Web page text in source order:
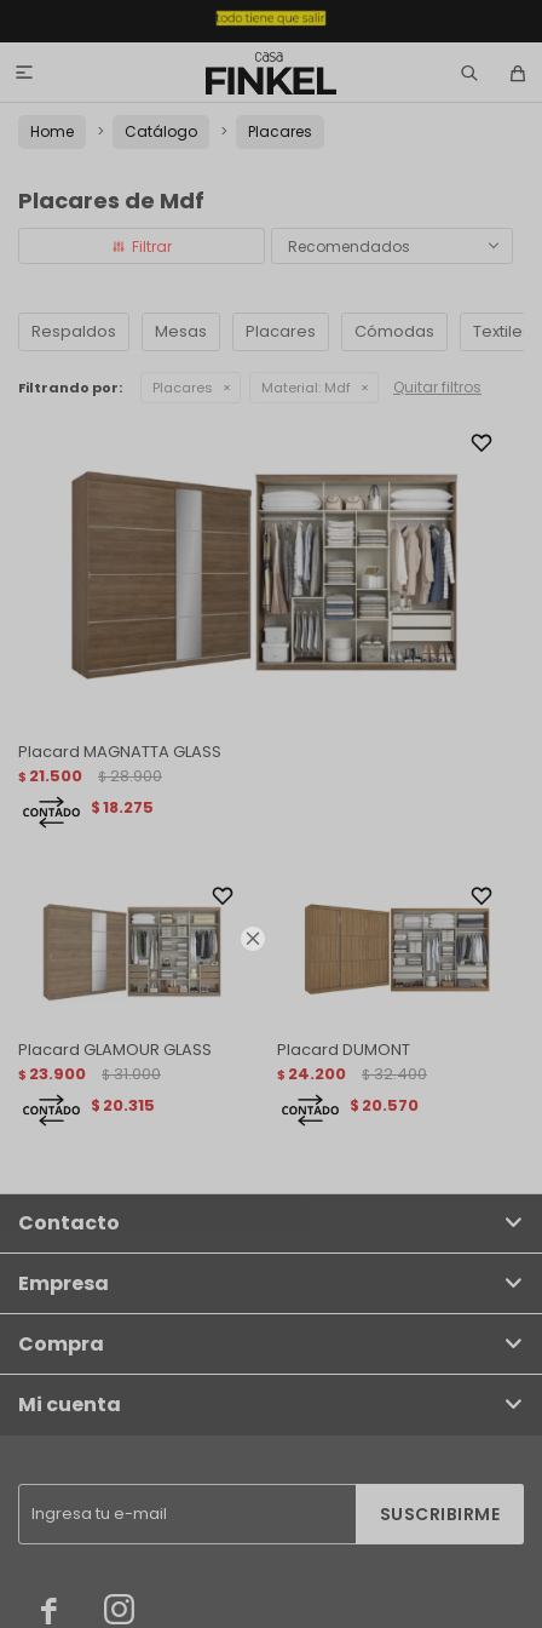


Home Catálogo Placares
Placares de Mdf
Recomendados
Respaldos Mesas Placares Cómodas Textiles
Filtrando por: Placares Material: Mdf Quitar filtros
Placard MAGNATTA GLASS
$ 21.500 $ 28.900
$18.275
Placard GLAMOUR GLASS
$ 23.900 $ 31.000
$ 20.315
Placard DUMONT
$ 24.200 $ 32.400
$ 20.570
SUSCRIBIRME
 
Contacto
Empresa
Compra
Mi cuenta